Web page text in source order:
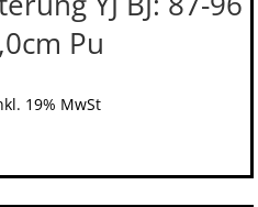
Pu
19% MwSt